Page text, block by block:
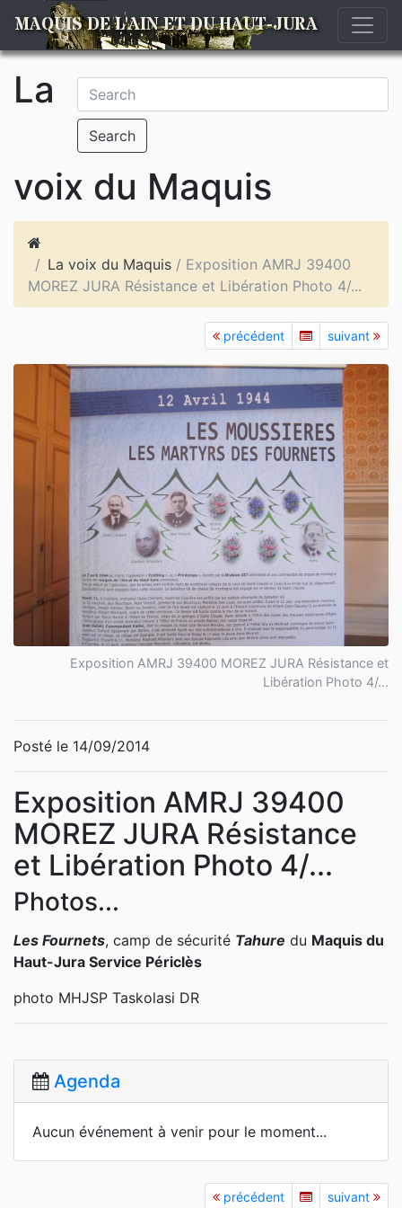
MAQUIS DE L'AIN ET DU HAUT-JURA
Search
La
voix du Maquis
La voix du Maquis / Exposition AMRJ 39400
MOREZ JURA Résistance et Libération Photo 4/...
précédent suivant
Exposition AMRJ 39400 MOREZ JURA Résistance et
Libération Photo 4/...
Posté le 14/09/2014
Exposition AMRJ 39400
MOREZ JURA Résistance
et Libération Photo 4/...
Photos...
Les Fournets, camp de sécurité Tahure du Maquis du
Haut-Jura Service Périclès
photo MHJSP Taskolasi DR
Agenda
Aucun événement à venir pour le moment...
précédent suivant